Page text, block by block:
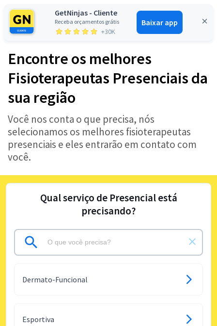
GetNinjas - Cliente
Receba orçamentos grátis
+30K
Baixar app
Entrar
Encontre os melhores
Fisioterapeutas Presenciais da
sua região
Você nos conta o que precisa, nós
selecionamos os melhores fisioterapeutas
presenciais e eles entrarão em contato com
você.
Qual serviço de Presencial está
precisando?
Dermato-Funcional
Esportiva